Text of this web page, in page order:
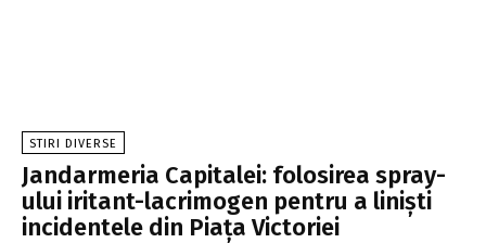
STIRI DIVERSE
Jandarmeria Capitalei: folosirea spray-
ului iritant-lacrimogen pentru a liniști
incidentele din Piața Victoriei